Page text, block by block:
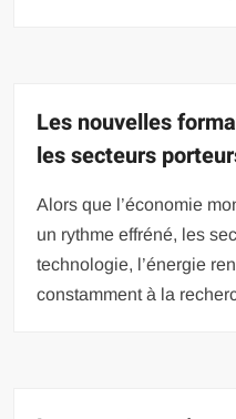
Les nouvelles
les secteurs
Alors que l’économie
un rythme effréné, les
technologie, l’énergie
constamment à la